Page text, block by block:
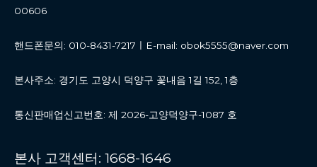
00606
핸드폰문의: 010-8431-7217ㅣE-mail: obok5555@naver.com
본사주소: 경기도 고양시 덕양구 꽃내음 1길 152, 1층
통신판매업신고번호: 제 2026-고양덕양구-1087 호
본사 고객센터: 1668-1646